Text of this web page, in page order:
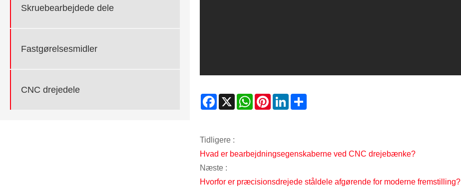
Skruebearbejdede dele
Fastgørelsesmidler
CNC drejedele
Facebook
X WhatsAppPinterestLinkedIn
Tidligere :
Hvad er bearbejdningsegenskaberne ved CNC drejebænke?
Næste :
Hvorfor er præcisionsdrejede ståldele afgørende for moderne fremstilling?